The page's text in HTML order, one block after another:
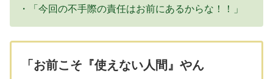
・「今回の不手際の責任はお前にあるからな！！」
「お前こそ『使えない人間』やん